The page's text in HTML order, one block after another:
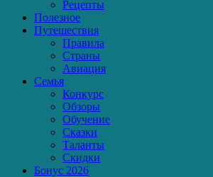
Рецепты
Полезное
Путешествия
Правила
Страны
Авиация
Семья
Конкурс
Обзоры
Обучение
Сказки
Таланты
Скидки
Бонус 2026